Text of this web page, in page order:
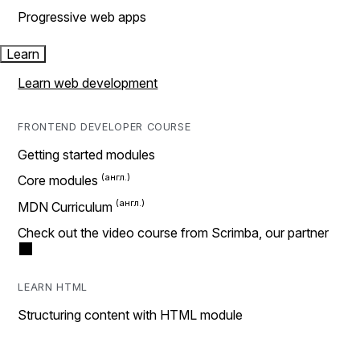
Progressive web apps
Learn
Learn web development
FRONTEND DEVELOPER COURSE
Getting started modules
Core modules
MDN Curriculum
Check out the video course from Scrimba, our partner
LEARN HTML
Structuring content with HTML module